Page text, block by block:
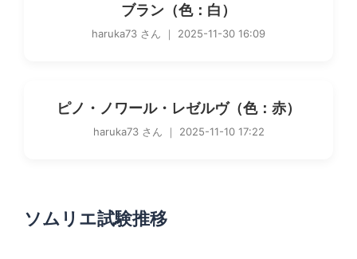
ブラン（色：白）
haruka73 さん ｜ 2025-11-30 16:09
ピノ・ノワール・レゼルヴ（色：赤）
haruka73 さん ｜ 2025-11-10 17:22
ソムリエ試験推移